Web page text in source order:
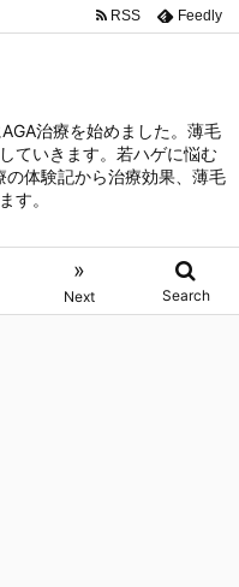
治療を始めました。薄毛
ていきます。若ハゲに悩む
体験記から治療効果、薄毛
す。
»
Next Search
RSS Feedly